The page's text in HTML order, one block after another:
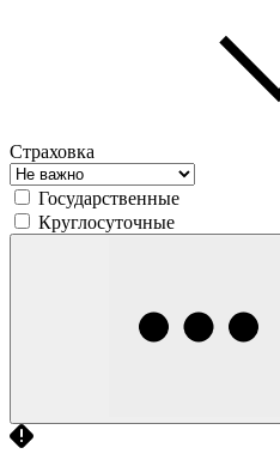
Страховка
Государственные
Круглосуточные